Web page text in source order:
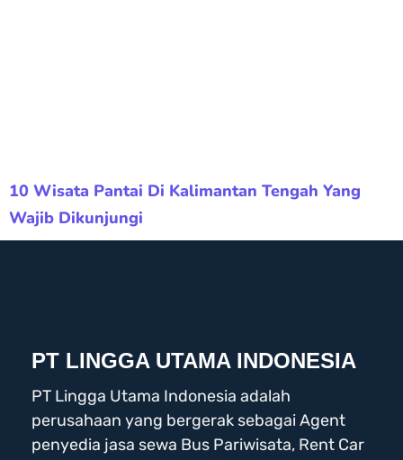
10 Wisata Pantai Di Kalimantan Tengah Yang
Wajib Dikunjungi
PT LINGGA UTAMA INDONESIA
PT Lingga Utama Indonesia adalah
perusahaan yang bergerak sebagai Agent
penyedia jasa sewa Bus Pariwisata, Rent Car